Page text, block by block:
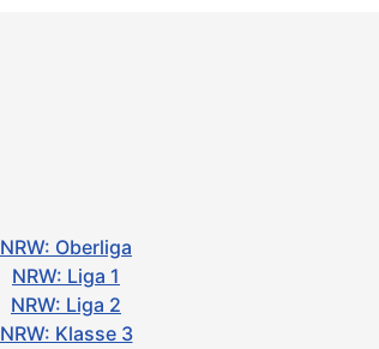
NRW: Oberliga
NRW: Liga 1
NRW: Liga 2
NRW: Klasse 3